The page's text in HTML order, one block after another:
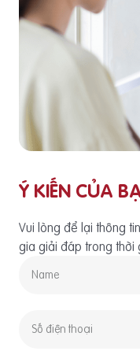
Ý KIẾN CỦA
Vui lòng để lại thông
gia giải đáp trong thời